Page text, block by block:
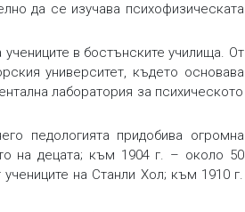
да се изучава психофизическата
в бостънските училища. От
университет, където основава
лаборатория за психическото
педологията придобива огромна
на децата; към 1904 г. – около 50
на Станли Хол; към 1910 г.